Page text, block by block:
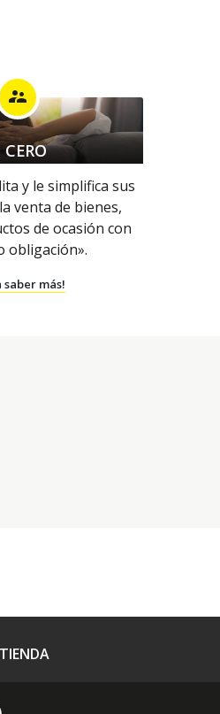
supervisor_account
y le simplifica sus
venta de bienes,
de ocasión con
obligación».
saber más!